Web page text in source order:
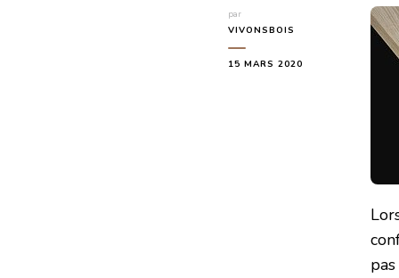
par
VIVONSBOIS
15 MARS 2020